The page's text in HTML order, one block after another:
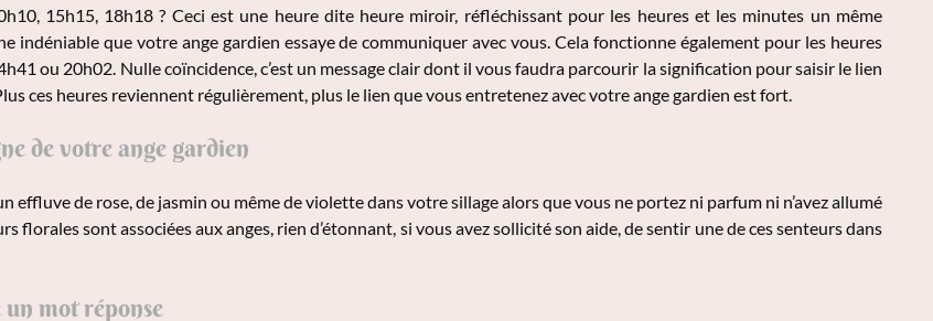
15h15, 18h18 ? Ceci est une heure dite heure miroir, réfléchissant pour les heures et les minutes un même
indéniable que votre ange gardien essaye de communiquer avec vous. Cela fonctionne également pour les heures
ou 20h02. Nulle coïncidence, c’est un message clair dont il vous faudra parcourir la signification pour saisir le lien
ces heures reviennent régulièrement, plus le lien que vous entretenez avec votre ange gardien est fort.
de votre ange gardien
effluve de rose, de jasmin ou même de violette dans votre sillage alors que vous ne portez ni parfum ni n’avez allumé
florales sont associées aux anges, rien d’étonnant, si vous avez sollicité son aide, de sentir une de ces senteurs dans
mot réponse